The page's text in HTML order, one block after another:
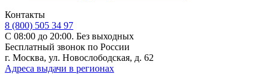
Контакты
8 (800) 505 34 97
С 08:00 до 20:00. Без выходных
Бесплатный звонок по России
г. Москва, ул. Новослободская, д. 62
Адреса выдачи в регионах